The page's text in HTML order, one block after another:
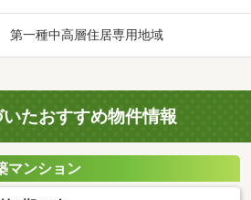
第一種中高層住居専用地域
たおすすめ物件情報
マンション